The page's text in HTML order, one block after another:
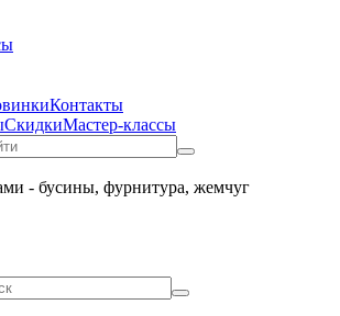
Контакты
СкидкиМастер-классы
- бусины, фурнитура, жемчуг